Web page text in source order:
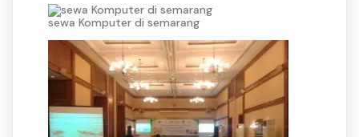
sewa Komputer di semarang